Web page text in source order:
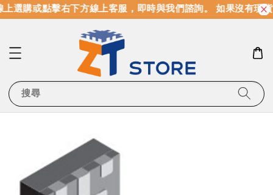
選購或點擊右下方線上客服，即時與我們諮詢。 如果沒有現
搜尋